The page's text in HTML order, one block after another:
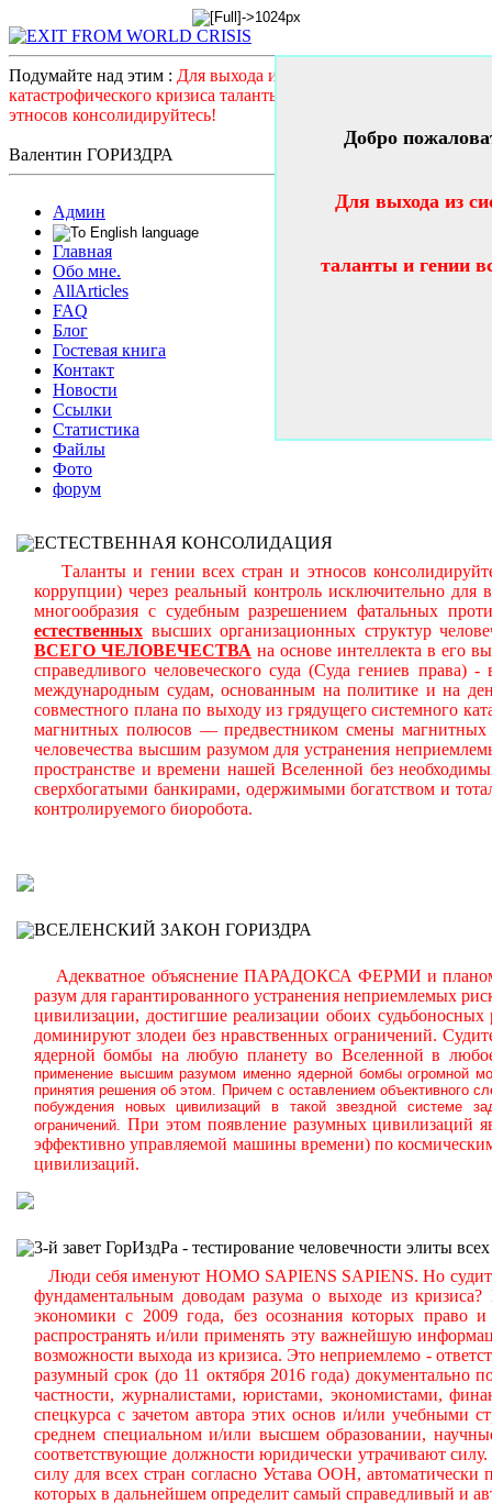
Подумайте над этим : Для выхода из системного
катастрофического кризиса таланты и гении всех стран и
этносов консолидируйтесь!
Валентин ГОРИЗДРА
Админ
Главная
Обо мне.
AllArticles
FAQ
Блог
Гостевая книга
Контакт
Новости
Ссылки
Статистика
Файлы
Фото
форум
ЕСТЕСТВЕННАЯ КОНСОЛИДАЦИЯ
Таланты и гении всех стран и этносов
коррупции) через реальный контроль исключительно
многообразия с судебным разрешением фатальных
естественных высших организационных структур
ВСЕГО ЧЕЛОВЕЧЕСТВА на основе интеллекта в его
справедливого человеческого суда (Суда гениев
международным судам, основанным на политике и на
совместного плана по выходу из грядущего системного
магнитных полюсов — предвестником смены магнитных
человечества высшим разумом для устранения
пространстве и времени нашей Вселенной без
сверхбогатыми банкирами, одержимыми богатством и
контролируемого биоробота.
ВСЕЛЕНСКИЙ ЗАКОН ГОРИЗДРА
Адекватное объяснение ПАРАДОКСА ФЕРМИ и
разум для гарантированного устранения неприемлемых
цивилизации, достигшие реализации обоих
доминируют злодеи без нравственных ограничений.
ядерной бомбы на любую планету во Вселенной в
применение высшим разумом именно ядерной бомбы огромной
принятия решения об этом. Причем с оставлением объективного
побуждения новых цивилизаций в такой звездной системе
ограничений. При этом появление разумных цивилизаций
эффективно управляемой машины времени) по
цивилизаций.
3-й завет ГорИздРа - тестирование человечности элиты
Люди себя именуют HOMO SAPIENS SAPIENS. Но
фундаментальным доводам разума о выходе из
экономики с 2009 года, без осознания которых право
распространять и/или применять эту важнейшую
возможности выхода из кризиса. Это неприемлемо -
разумный срок (до 11 октября 2016 года)
частности, журналистами, юристами, экономистами,
спецкурса с зачетом автора этих основ и/или учебными
среднем специальном и/или высшем образовании,
соответствующие должности юридически утрачивают
силу для всех стран согласно Устава ООН,
которых в дальнейшем определит самый справедливый и
Добро
Для выхода из
таланты и гении